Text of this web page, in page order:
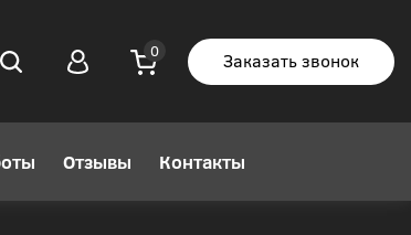
Заказать звонок
Отзывы Контакты